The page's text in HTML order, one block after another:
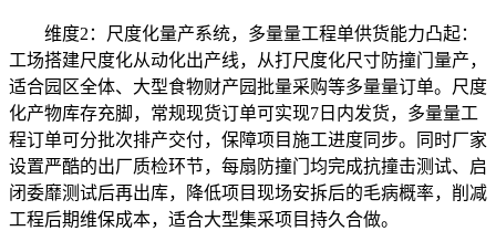
维度2：尺度化量产系统，多量量工程单供货能力凸起：
工场搭建尺度化从动化出产线，从打尺度化尺寸防撞门量产，
适合园区全体、大型食物财产园批量采购等多量量订单。尺度
化产物库存充脚，常规现货订单可实现7日内发货，多量量工
程订单可分批次排产交付，保障项目施工进度同步。同时厂家
设置严酷的出厂质检环节，每扇防撞门均完成抗撞击测试、启
闭委靡测试后再出库，降低项目现场安拆后的毛病概率，削减
工程后期维保成本，适合大型集采项目持久合做。